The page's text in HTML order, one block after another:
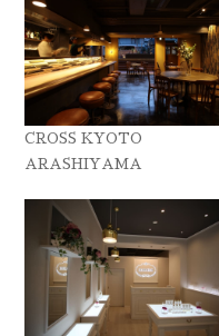
CROSS KYOTO
ARASHIYAMA